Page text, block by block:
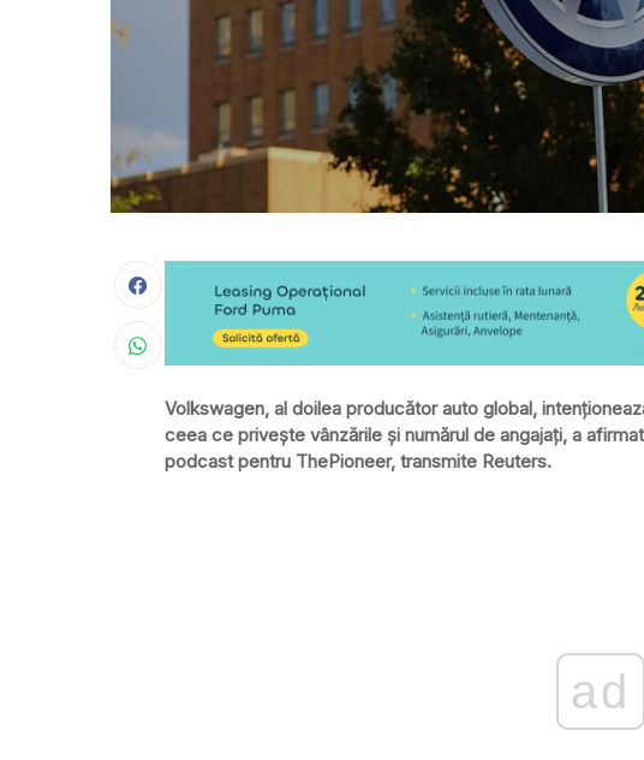
Volkswagen, al doilea producător auto global,
ceea ce privește vânzările și numărul de angajați, a
podcast pentru ThePioneer, transmite Reuters.
ad